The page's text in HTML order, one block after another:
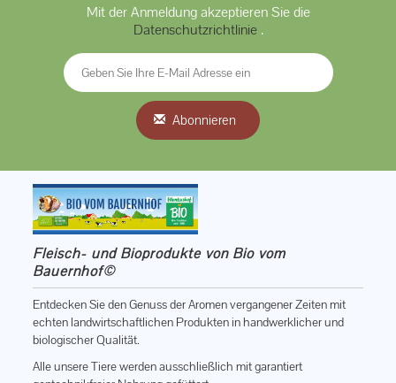
Mit der Anmeldung akzeptieren Sie die
Datenschutzrichtlinie .
Abonnieren
Fleisch- und Bioprodukte von Bio vom
Bauernhof©
Entdecken Sie den Genuss der Aromen vergangener Zeiten mit
echten landwirtschaftlichen Produkten in handwerklicher und
biologischer Qualität.
Alle unsere Tiere werden ausschließlich mit garantiert